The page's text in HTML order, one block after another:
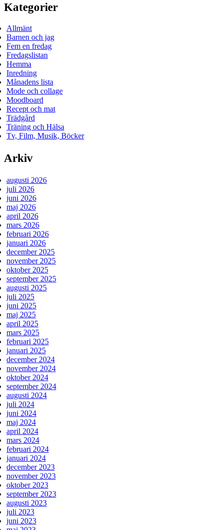
Kategorier
Allmänt
Barnen och jag
Fem en fredag
Fredagslistan
Hemma
Inredning
Månadens lista
Mode och collage
Moodboard
Recept och mat
Trädgård
Träning och Hälsa
Tv, Film, Musik, Böcker
Arkiv
augusti 2026
juli 2026
juni 2026
maj 2026
april 2026
mars 2026
februari 2026
januari 2026
december 2025
november 2025
oktober 2025
september 2025
augusti 2025
juli 2025
juni 2025
maj 2025
april 2025
mars 2025
februari 2025
januari 2025
december 2024
november 2024
oktober 2024
september 2024
augusti 2024
juli 2024
juni 2024
maj 2024
april 2024
mars 2024
februari 2024
januari 2024
december 2023
november 2023
oktober 2023
september 2023
augusti 2023
juli 2023
juni 2023